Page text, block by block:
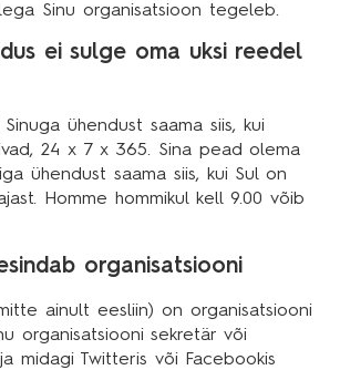
Sinu organisatsioon tegeleb.
ei sulge oma uksi reedel
ühendust saama siis, kui
24 x 7 x 365. Sina pead olema
ühendust saama siis, kui Sul on
Homme hommikul kell 9.00 võib
organisatsiooni
ainult eesliin) on organisatsiooni
organisatsiooni sekretär või
midagi Twitteris või Facebookis